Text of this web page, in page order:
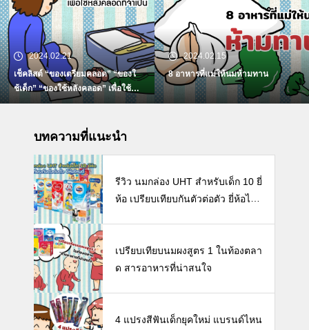
2024.02.21
เช็คลิสต์ “ของเตรียมคลอด” “ของใ
ช้เด็ก” “ของใช้หลังคลอด” เพื่อใช้ห
ลังคลอดที่จำเป็น
2024.02.15
8 อาหารที่แม่ให้นมห้ามทาน
บทความที่แนะนำ
รีวิว นมกล่อง UHT สำหรับเด็ก 10 ยี่
ห้อ เปรียบเทียบกันตัวต่อตัว ยี่ห้อไห
เปรียบเทียบนมผงสูตร 1 ในท้องตลา
ด สารอาหารที่น่าสนใจ
4 แปรงสีฟันเด็กยุคใหม่ แบรนด์ไหน